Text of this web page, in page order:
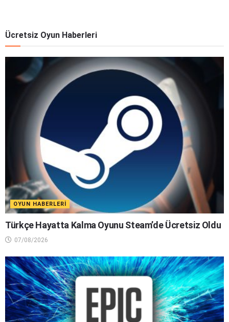
Ücretsiz Oyun Haberleri
OYUN HABERLERI
Türkçe Hayatta Kalma Oyunu Steam’de Ücretsiz Oldu
07/08/2026